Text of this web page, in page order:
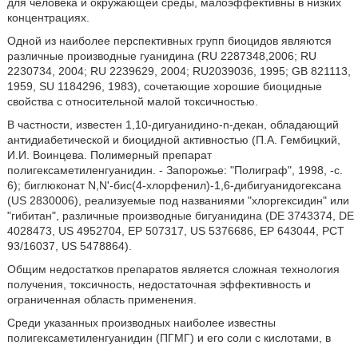
концентрациях.
Одной из наиболее перспективных групп биоцидов являются
различные производные гуанидина (RU 2287348,2006; RU
2230734, 2004; RU 2239629, 2004; RU2039036, 1995; GB 821113,
1959, SU 1184296, 1983), сочетающие хорошие биоцидные
свойства с относительной малой токсичностью.
В частности, известен 1,10-дигуанидино-n-декан, обладающий
антидиабетической и биоцидной активностью (П.А. Гембицкий,
И.И. Воинцева. Полимерный препарат
полигексаметиленгуанидин. - Запорожье: "Полиграф", 1998, -с.
6); биглюконат N,N'-бис(4-хлорфенил)-1,6-дибигуанидогексана
(US 2830006), реализуемые под названиями "хлоргексидин" или
"гибитан", различные производные бигуанидина (DE 3743374, DE
4028473, US 4952704, ЕР 507317, US 5376686, ЕР 643044, РСТ
93/16037, US 5478864).
Общим недостатков препаратов является сложная технология
получения, токсичность, недостаточная эффективность и
ограниченная область применения.
Среди указанных производных наиболее известны
полигексаметиленгуанидин (ПГМГ) и его соли с кислотами, в